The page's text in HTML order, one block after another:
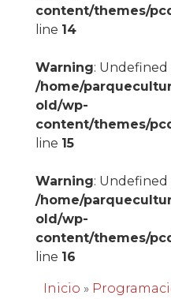
content/themes/
line 14
Warning: Undefined
/home/
old/wp-
content/themes/
line 15
Warning: Undefined
/home/
old/wp-
content/themes/
line 16
Inicio »